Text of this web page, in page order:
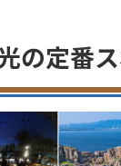
の定番